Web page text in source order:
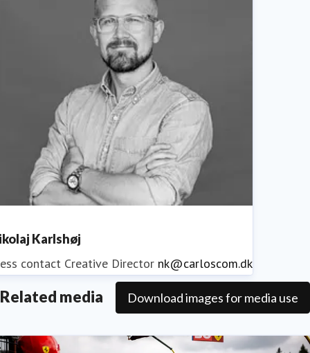
Karlshøj
contact Creative Director nk@carloscom.dk
Related media Download images for media use